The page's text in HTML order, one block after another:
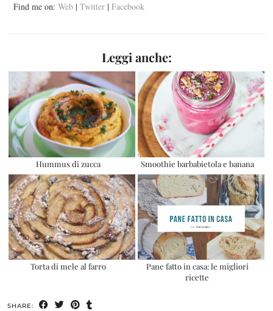
Find me on: Web | Twitter | Facebook
Leggi anche:
Hummus di zucca Smoothie barbabietola e banana
Torta di mele al farro
Pane fatto in casa: le migliori
ricette
SHARE: